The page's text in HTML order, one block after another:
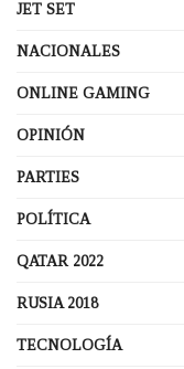
JET SET
NACIONALES
ONLINE GAMING
OPINIÓN
PARTIES
POLÍTICA
QATAR 2022
RUSIA 2018
TECNOLOGÍA